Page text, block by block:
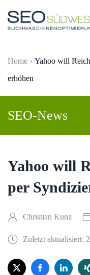
Skip to main
Home
Yahoo will
erhöhen
SEO-News
Yahoo will
per
Christian Kunz
Zuletzt aktualisiert: